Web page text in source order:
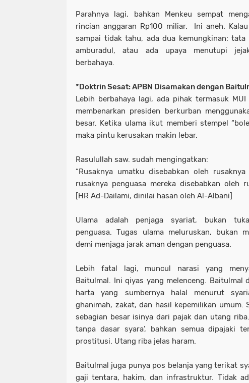
Parahnya lagi, bahkan Menkeu sempat
rincian anggaran Rp100 miliar. Ini aneh.
sampai tidak tahu, ada dua kemungkinan: tata
amburadul, atau ada upaya menutupi
berbahaya.
*Doktrin Sesat: APBN Disamakan dengan
Lebih berbahaya lagi, ada pihak termasuk
membenarkan presiden berkurban
besar. Ketika ulama ikut memberi stempel
maka pintu kerusakan makin lebar.
Rasulullah saw. sudah mengingatkan:
“Rusaknya umatku disebabkan oleh
rusaknya penguasa mereka disebabkan oleh
[HR Ad-Dailami, dinilai hasan oleh Al-Albani]
Ulama adalah penjaga syariat, bukan
penguasa. Tugas ulama meluruskan, bukan
demi menjaga jarak aman dengan penguasa.
Lebih fatal lagi, muncul narasi yang
Baitulmal. Ini qiyas yang melenceng. Baitulmal
harta yang sumbernya halal menurut
ghanimah, zakat, dan hasil kepemilikan umum.
sebagian besar isinya dari pajak dan utang
tanpa dasar syara’, bahkan semua dipajaki
prostitusi. Utang riba jelas haram.
Baitulmal juga punya pos belanja yang terikat
gaji tentara, hakim, dan infrastruktur. Tidak